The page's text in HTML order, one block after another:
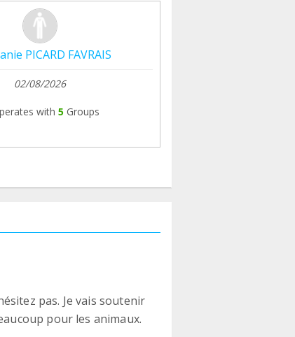
PICARD FAVRAIS
02/08/2026
with 5 Groups
pas. Je vais soutenir
pour les animaux.